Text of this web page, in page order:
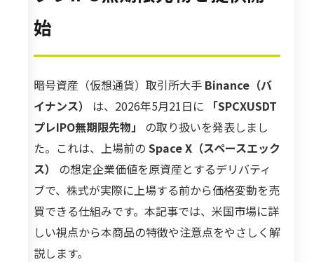
始
暗号資産（仮想通貨）取引所大手 Binance（バ
イナンス）
は、2026年5月21日に
「SPCXUSDT
プレIPO無期限先物」
の取り扱いを発表しまし
た。これは、上場前の Space X（スペースエック
ス）
の想定企業価値を原資産とするデリバティ
ブで、株式が実際に上場する前から価格変動を売
買できる仕組みです。本記事では、米国市場に詳
しい視点から本商品の特徴や注意点をやさしく解
説します。